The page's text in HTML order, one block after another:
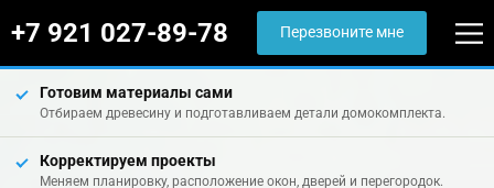
+7 921 027-89-78 Перезвоните мне
Готовим материалы сами
Отбираем древесину и подготавливаем детали домокомплекта.
Корректируем проекты
Меняем планировку, расположение окон, дверей и перегородок.